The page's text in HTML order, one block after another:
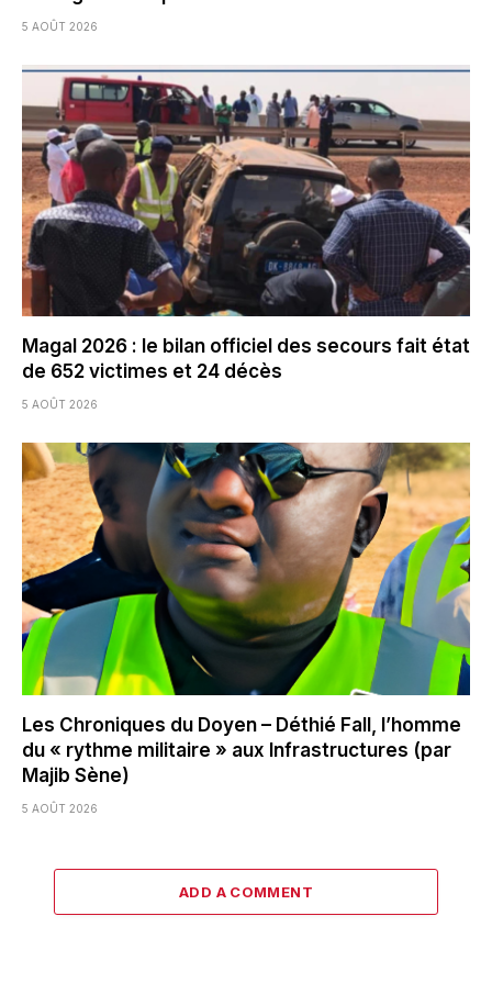
5 AOÛT 2026
Magal 2026 : le bilan officiel des secours fait état
de 652 victimes et 24 décès
5 AOÛT 2026
Les Chroniques du Doyen – Déthié Fall, l’homme
du « rythme militaire » aux Infrastructures (par
Majib Sène)
5 AOÛT 2026
ADD A COMMENT